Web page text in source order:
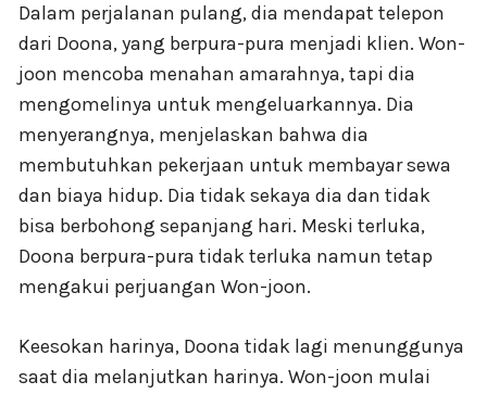
Dalam perjalanan pulang, dia mendapat telepon
dari Doona, yang berpura-pura menjadi klien. Won-
joon mencoba menahan amarahnya, tapi dia
mengomelinya untuk mengeluarkannya. Dia
menyerangnya, menjelaskan bahwa dia
membutuhkan pekerjaan untuk membayar sewa
dan biaya hidup. Dia tidak sekaya dia dan tidak
bisa berbohong sepanjang hari. Meski terluka,
Doona berpura-pura tidak terluka namun tetap
mengakui perjuangan Won-joon.
Keesokan harinya, Doona tidak lagi menunggunya
saat dia melanjutkan harinya. Won-joon mulai